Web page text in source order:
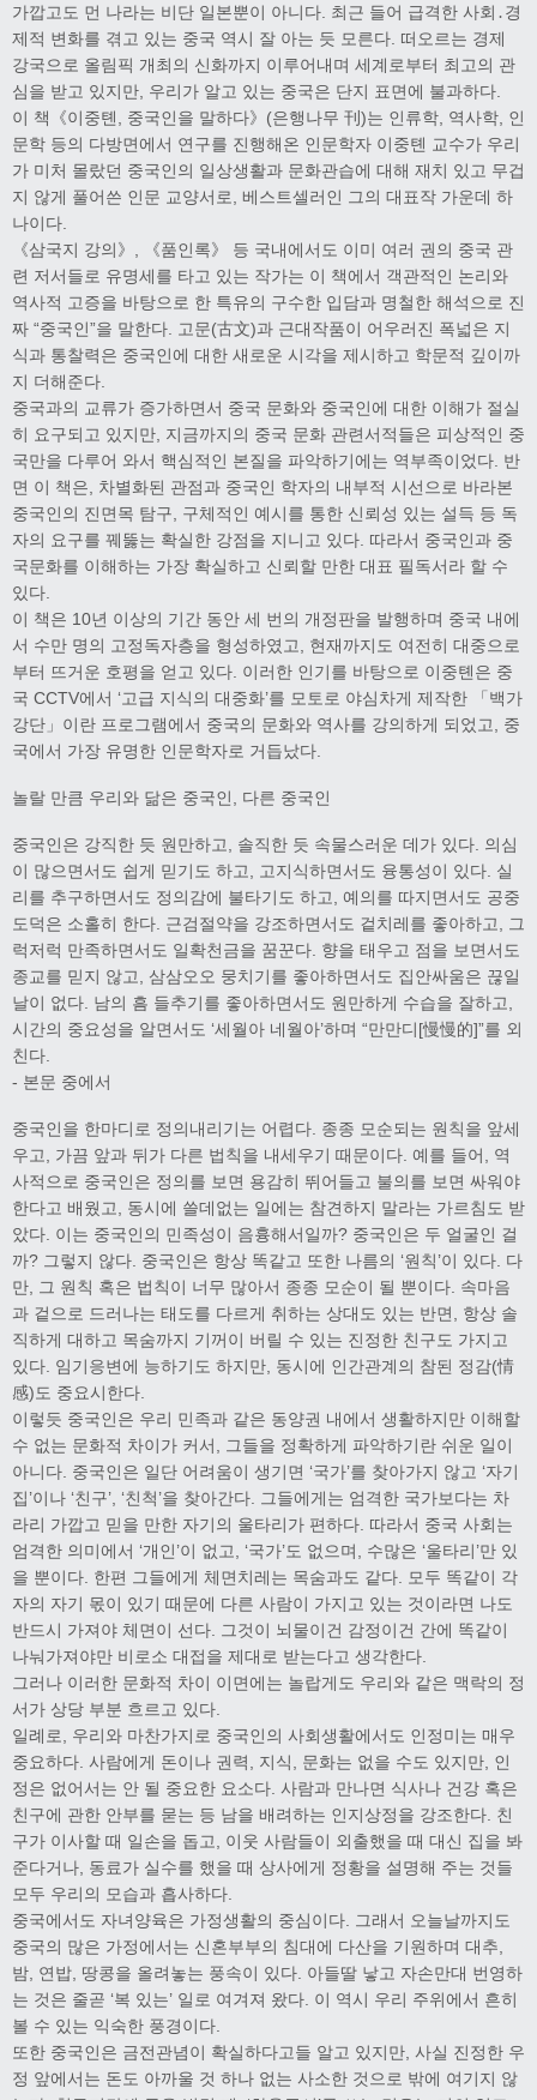
가깝고도 먼 나라는 비단 일본뿐이 아니다. 최근 들어 급격한 사회․경
제적 변화를 겪고 있는 중국 역시 잘 아는 듯 모른다. 떠오르는 경제
강국으로 올림픽 개최의 신화까지 이루어내며 세계로부터 최고의 관
심을 받고 있지만, 우리가 알고 있는 중국은 단지 표면에 불과하다.
이 책《이중톈, 중국인을 말하다》(은행나무 刊)는 인류학, 역사학, 인
문학 등의 다방면에서 연구를 진행해온 인문학자 이중톈 교수가 우리
가 미처 몰랐던 중국인의 일상생활과 문화관습에 대해 재치 있고 무겁
지 않게 풀어쓴 인문 교양서로, 베스트셀러인 그의 대표작 가운데 하
나이다.
《삼국지 강의》, 《품인록》 등 국내에서도 이미 여러 권의 중국 관
련 저서들로 유명세를 타고 있는 작가는 이 책에서 객관적인 논리와
역사적 고증을 바탕으로 한 특유의 구수한 입담과 명철한 해석으로 진
짜 “중국인”을 말한다. 고문(古文)과 근대작품이 어우러진 폭넓은 지
식과 통찰력은 중국인에 대한 새로운 시각을 제시하고 학문적 깊이까
지 더해준다.
중국과의 교류가 증가하면서 중국 문화와 중국인에 대한 이해가 절실
히 요구되고 있지만, 지금까지의 중국 문화 관련서적들은 피상적인 중
국만을 다루어 와서 핵심적인 본질을 파악하기에는 역부족이었다. 반
면 이 책은, 차별화된 관점과 중국인 학자의 내부적 시선으로 바라본
중국인의 진면목 탐구, 구체적인 예시를 통한 신뢰성 있는 설득 등 독
자의 요구를 꿰뚫는 확실한 강점을 지니고 있다. 따라서 중국인과 중
국문화를 이해하는 가장 확실하고 신뢰할 만한 대표 필독서라 할 수
있다.
이 책은 10년 이상의 기간 동안 세 번의 개정판을 발행하며 중국 내에
서 수만 명의 고정독자층을 형성하였고, 현재까지도 여전히 대중으로
부터 뜨거운 호평을 얻고 있다. 이러한 인기를 바탕으로 이중톈은 중
국 CCTV에서 ‘고급 지식의 대중화’를 모토로 야심차게 제작한 「백가
강단」이란 프로그램에서 중국의 문화와 역사를 강의하게 되었고, 중
국에서 가장 유명한 인문학자로 거듭났다.
놀랄 만큼 우리와 닮은 중국인, 다른 중국인
중국인은 강직한 듯 원만하고, 솔직한 듯 속물스러운 데가 있다. 의심
이 많으면서도 쉽게 믿기도 하고, 고지식하면서도 융통성이 있다. 실
리를 추구하면서도 정의감에 불타기도 하고, 예의를 따지면서도 공중
도덕은 소홀히 한다. 근검절약을 강조하면서도 겉치레를 좋아하고, 그
럭저럭 만족하면서도 일확천금을 꿈꾼다. 향을 태우고 점을 보면서도
종교를 믿지 않고, 삼삼오오 뭉치기를 좋아하면서도 집안싸움은 끊일
날이 없다. 남의 흠 들추기를 좋아하면서도 원만하게 수습을 잘하고,
시간의 중요성을 알면서도 ‘세월아 네월아’하며 “만만디[慢慢的]”를 외
친다.
- 본문 중에서
중국인을 한마디로 정의내리기는 어렵다. 종종 모순되는 원칙을 앞세
우고, 가끔 앞과 뒤가 다른 법칙을 내세우기 때문이다. 예를 들어, 역
사적으로 중국인은 정의를 보면 용감히 뛰어들고 불의를 보면 싸워야
한다고 배웠고, 동시에 쓸데없는 일에는 참견하지 말라는 가르침도 받
았다. 이는 중국인의 민족성이 음흉해서일까? 중국인은 두 얼굴인 걸
까? 그렇지 않다. 중국인은 항상 똑같고 또한 나름의 ‘원칙’이 있다. 다
만, 그 원칙 혹은 법칙이 너무 많아서 종종 모순이 될 뿐이다. 속마음
과 겉으로 드러나는 태도를 다르게 취하는 상대도 있는 반면, 항상 솔
직하게 대하고 목숨까지 기꺼이 버릴 수 있는 진정한 친구도 가지고
있다. 임기응변에 능하기도 하지만, 동시에 인간관계의 참된 정감(情
感)도 중요시한다.
이렇듯 중국인은 우리 민족과 같은 동양권 내에서 생활하지만 이해할
수 없는 문화적 차이가 커서, 그들을 정확하게 파악하기란 쉬운 일이
아니다. 중국인은 일단 어려움이 생기면 ‘국가’를 찾아가지 않고 ‘자기
집’이나 ‘친구’, ‘친척’을 찾아간다. 그들에게는 엄격한 국가보다는 차
라리 가깝고 믿을 만한 자기의 울타리가 편하다. 따라서 중국 사회는
엄격한 의미에서 ‘개인’이 없고, ‘국가’도 없으며, 수많은 ‘울타리’만 있
을 뿐이다. 한편 그들에게 체면치레는 목숨과도 같다. 모두 똑같이 각
자의 자기 몫이 있기 때문에 다른 사람이 가지고 있는 것이라면 나도
반드시 가져야 체면이 선다. 그것이 뇌물이건 감정이건 간에 똑같이
나눠가져야만 비로소 대접을 제대로 받는다고 생각한다.
그러나 이러한 문화적 차이 이면에는 놀랍게도 우리와 같은 맥락의 정
서가 상당 부분 흐르고 있다.
일례로, 우리와 마찬가지로 중국인의 사회생활에서도 인정미는 매우
중요하다. 사람에게 돈이나 권력, 지식, 문화는 없을 수도 있지만, 인
정은 없어서는 안 될 중요한 요소다. 사람과 만나면 식사나 건강 혹은
친구에 관한 안부를 묻는 등 남을 배려하는 인지상정을 강조한다. 친
구가 이사할 때 일손을 돕고, 이웃 사람들이 외출했을 때 대신 집을 봐
준다거나, 동료가 실수를 했을 때 상사에게 정황을 설명해 주는 것들
모두 우리의 모습과 흡사하다.
중국에서도 자녀양육은 가정생활의 중심이다. 그래서 오늘날까지도
중국의 많은 가정에서는 신혼부부의 침대에 다산을 기원하며 대추,
밤, 연밥, 땅콩을 올려놓는 풍속이 있다. 아들딸 낳고 자손만대 번영하
는 것은 줄곧 ‘복 있는’ 일로 여겨져 왔다. 이 역시 우리 주위에서 흔히
볼 수 있는 익숙한 풍경이다.
또한 중국인은 금전관념이 확실하다고들 알고 있지만, 사실 진정한 우
정 앞에서는 돈도 아까울 것 하나 없는 사소한 것으로 밖에 여기지 않